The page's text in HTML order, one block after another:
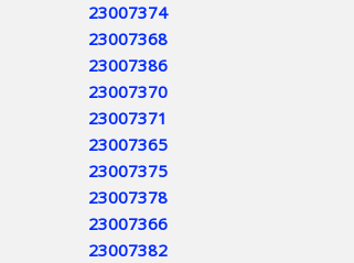
23007374
23007368
23007386
23007370
23007371
23007365
23007375
23007378
23007366
23007382